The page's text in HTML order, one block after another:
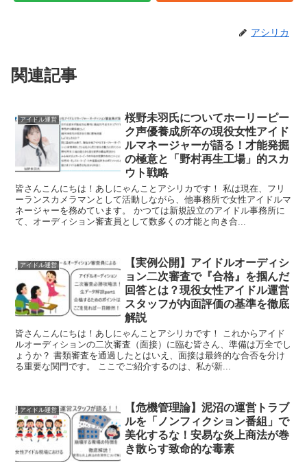
アシリカ
関連記事
アイドル運営
桜野未羽氏についてホーリーピー
ク声優養成所卒の現役女性アイド
ルマネージャーが語る！才能発掘
の極意と「野村再生工場」的スカ
ウト戦略
皆さんこんにちは！あしにゃんことアシリカです！ 私は現在、フリ
ーランスカメラマンとして活動しながら、他事務所で女性アイドルマ
ネージャーを務めています。 かつては新規設立のアイドル事務所に
て、オーディション審査員として数多くの才能と向き合...
アイドル運営
【実例公開】アイドルオーディシ
ョン二次審査で『合格』を掴んだ
回答とは？現役女性アイドル運営
スタッフが内面評価の基準を徹底
解説
皆さんこんにちは！あしにゃんことアシリカです！ これからアイド
ルオーディションの二次審査（面接）に臨む皆さん、準備は万全でし
ょうか？ 書類審査を通過したとはいえ、面接は最終的な合否を分け
る重要な関門です。 ここでご紹介するのは、私が新...
アイドル運営
【危機管理論】泥沼の運営トラブ
ルを「ノンフィクション番組」で
美化するな！安易な炎上商法が巻
き散らす致命的な毒素